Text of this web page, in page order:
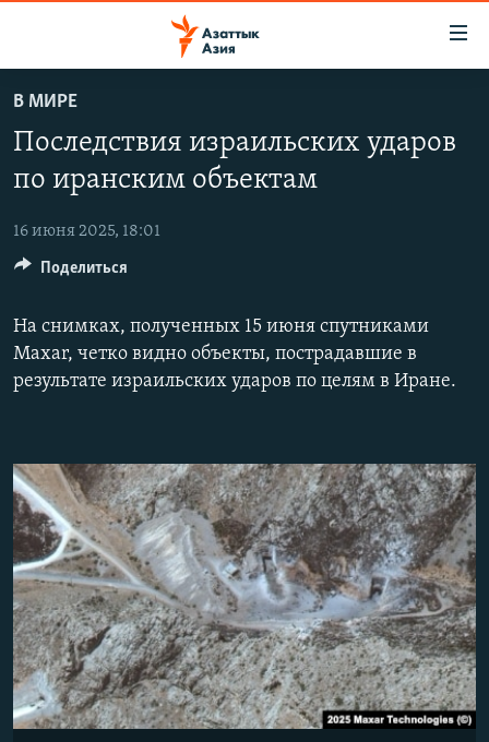
основному
содержанию
Вернутся
навигации
поиску
КАЗАХСТАН
КЫРГЫЗСТАН
УЗБЕКИСТАН
ТАДЖИКИСТАН
НОВОСТИ
ВОЙНА В УКРАИНЕ
НА ДРУГИХ ЯЗЫКАХ
ҚАЗАҚША
ЎЗБЕКЧА
ТОҶИКӢ
Все сайты РСЕ/РС
В МИРЕ
Последствия израильских ударов
по иранским объектам
16 июня 2025, 18:01
На снимках, полученных 15 июня спутниками
Maxar, четко видно объекты, пострадавшие в
результате израильских ударов по целям в Иране.
Поделиться